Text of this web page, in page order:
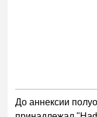
До аннексии